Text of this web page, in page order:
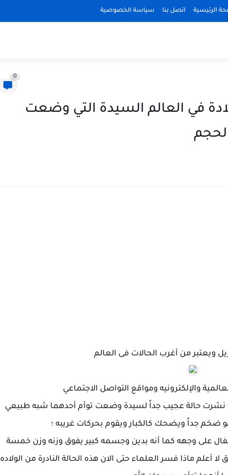
الرئيسية اتصل بنا سياسة الخصوصية
0
في العالم السيدة التي وضعت
ويعتبر من أغرب الحالات فى العالم
والإلكترونيه ومواقع التواصل الاجتماعي
؛ نشرت حالة عجيب جداً لسيدة وضعت توأم أحدهما شبه طبيعي
ضخم جداً ويضحك كالكبار ويقوم بحركات غريبه ؛
على وجهه كما أنه بدين وجسمه كبير يفوق وزنه وزن خمسة
أعلم ماذا فسر العلماء حتى الان هذه الحالة النادرة من الولاده